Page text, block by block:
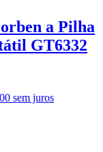
a Pilha
GT6332
sem juros